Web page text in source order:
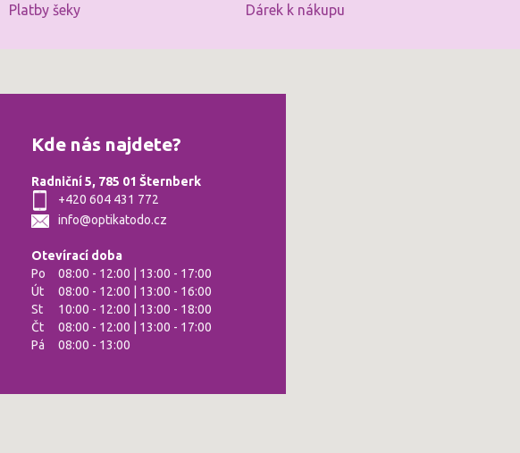
Kde nás najdete?
Radniční 5, 785 01 Šternberk
+420 604 431 772
info@optikatodo.cz
Otevírací doba
Po
08:00 - 12:00 | 13:00 - 17:00
Út
08:00 - 12:00 | 13:00 - 16:00
St
10:00 - 12:00 | 13:00 - 18:00
Čt
08:00 - 12:00 | 13:00 - 17:00
Pá
08:00 - 13:00